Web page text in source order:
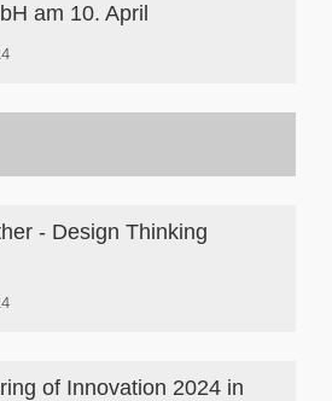
am 10. April
- Design Thinking
of Innovation 2024 in